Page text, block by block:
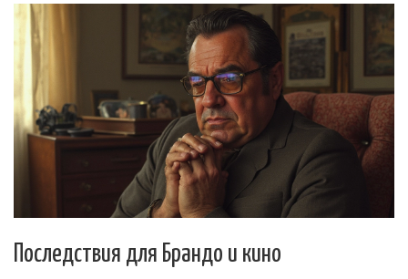
Последствия для Брандо и кино